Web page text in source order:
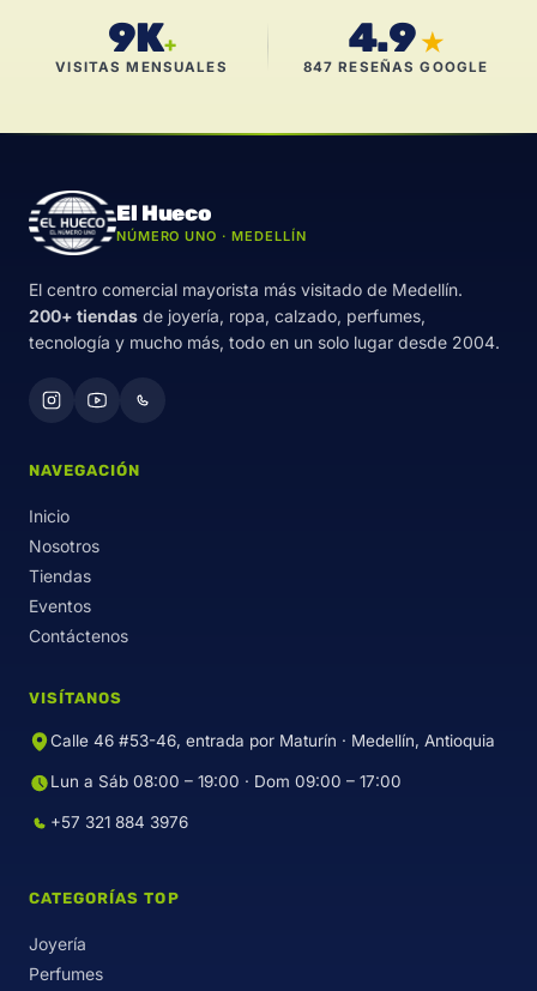
9K+
VISITAS MENSUALES
4.9 ★
847 RESEÑAS GOOGLE
El Hueco
NÚMERO UNO · MEDELLÍN
El centro comercial mayorista más visitado de Medellín.
200+ tiendas de joyería, ropa, calzado, perfumes,
tecnología y mucho más, todo en un solo lugar desde 2004.
NAVEGACIÓN
Inicio
Nosotros
Tiendas
Eventos
Contáctenos
VISÍTANOS
Calle 46 #53-46, entrada por Maturín · Medellín, Antioquia
Lun a Sáb 08:00 – 19:00 · Dom 09:00 – 17:00
+57 321 884 3976
CATEGORÍAS TOP
Joyería
Perfumes